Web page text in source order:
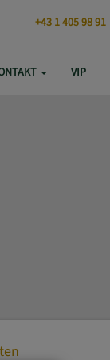
VIP
+43 1 405 98 91